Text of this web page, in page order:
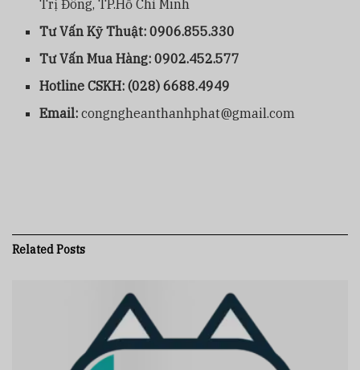
Trị Đông, TP.Hồ Chí Minh
Tư Vấn Kỹ Thuật: 0906.855.330
Tư Vấn Mua Hàng: 0902.452.577
Hotline CSKH: (028) 6688.4949
Email: congngheanthanhphat@gmail.com
RelatedPosts